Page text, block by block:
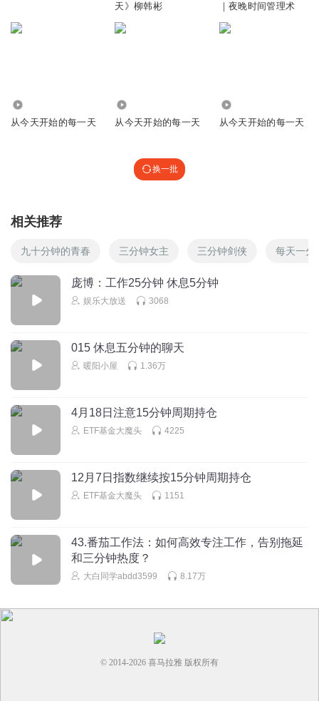
天》柳韩彬
｜夜晚时间管理术
从今天开始的每一天 从今天开始的每一天 从今天开始的每一天
换一批
相关推荐
九十分钟的青春 三分钟女主 三分钟剑侠 每天一分
庞博：工作25分钟 休息5分钟
娱乐大放送 3068
015 休息五分钟的聊天
暖阳小屋 1.36万
4月18日注意15分钟周期持仓
ETF基金大魔头 4225
12月7日指数继续按15分钟周期持仓
ETF基金大魔头 1151
43.番茄工作法：如何高效专注工作，告别拖延
和三分钟热度？
大白同学abdd3599 8.17万
© 2014-2026 喜马拉雅 版权所有